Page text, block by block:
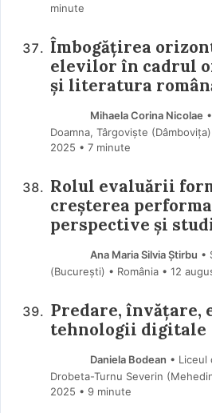
minute
Îmbogățirea
elevilor în cadrul
și literatura
Mihaela Corina Nicolae
Doamna, Târgoviște
2025 • 7 minute
Rolul evaluării
creșterea
perspective și
Ana Maria Silvia Știrbu •
(Bucureşti) • România
12
Predare, învățare,
tehnologii digitale
Daniela Bodean • Liceul
Drobeta-Turnu Severin
2025 • 9 minute